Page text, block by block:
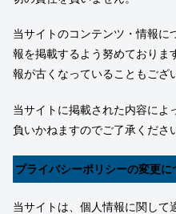
当サイトのコンテンツ・情報に
報を掲載するよう努めておりま
報が古くなっていることもござ
当サイトに掲載された内容によ
負いかねますのでご了承くださ
プライバシーポリシーの変更に
当サイトは、個人情報に関して